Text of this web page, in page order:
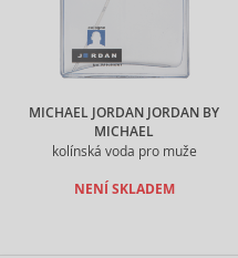
MICHAEL JORDAN JORDAN BY
MICHAEL
kolínská voda pro muže
NENÍ SKLADEM